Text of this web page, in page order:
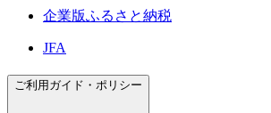
企業版ふるさと納税
JFA
ご利用ガイド・ポリシー